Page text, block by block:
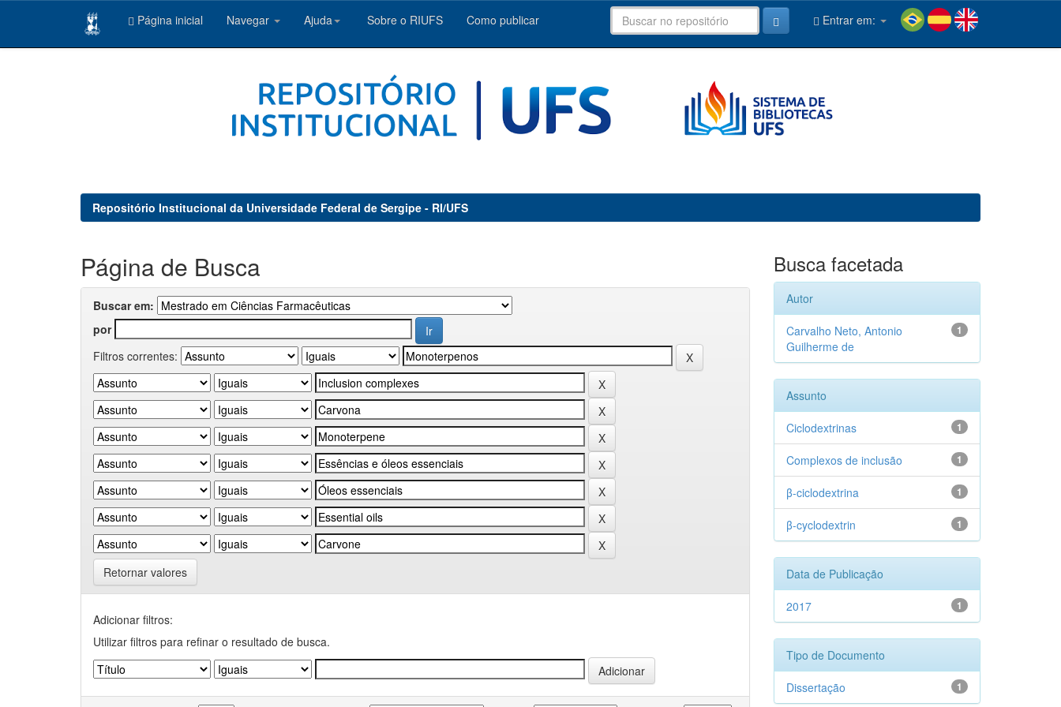
Página inicial Navegar Ajuda Sobre o RIUFS Como publicar Entrar em:
Repositório Institucional da Universidade Federal de Sergipe - RI/UFS
Página de Busca
Buscar em:
por
Filtros correntes:
Retornar valores
Adicionar filtros:
Utilizar filtros para refinar o resultado de busca.
Busca facetada
Autor
1
Carvalho Neto, Antonio
Guilherme de
Assunto
1
Ciclodextrinas
1
Complexos de inclusão
1
β-ciclodextrina
1
β-cyclodextrin
Data de Publicação
1
2017
Tipo de Documento
1
Dissertação